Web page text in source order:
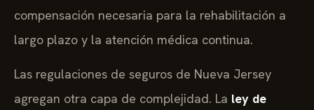
compensación necesaria para la rehabilitación a
largo plazo y la atención médica continua.
Las regulaciones de seguros de Nueva Jersey
agregan otra capa de complejidad. La ley de